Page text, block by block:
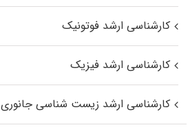
کارشناسی ارشد فوتونیک
کارشناسی ارشد فیزیک
کارشناسی ارشد زیست‌ شناسی جانوری